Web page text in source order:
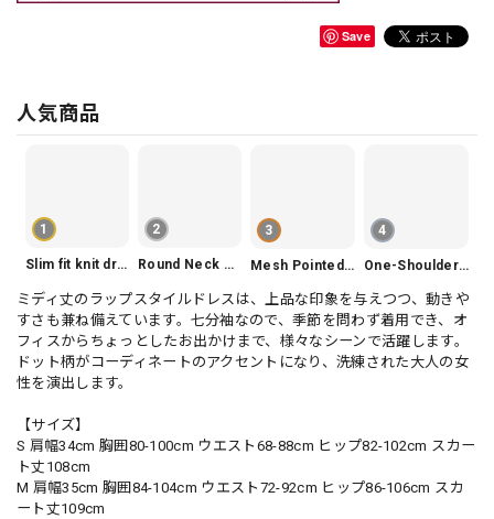
Save
人気商品
1
Slim fit knit dress(3color) V1330
2
Round Neck Tiered Sleeveless Dress V2290
3
Mesh Pointed Toe Pumps V165
4
One-Shoulder Slim-Fit Flattering Mermaid Skirt Dress V2295
ミディ丈のラップスタイルドレスは、上品な印象を与えつつ、動きや
すさも兼ね備えています。七分袖なので、季節を問わず着用でき、オ
フィスからちょっとしたお出かけまで、様々なシーンで活躍します。
ドット柄がコーディネートのアクセントになり、洗練された大人の女
性を演出します。
【サイズ】
S 肩幅34cm 胸囲80-100cm ウエスト68-88cm ヒップ82-102cm スカー
ト丈108cm
M 肩幅35cm 胸囲84-104cm ウエスト72-92cm ヒップ86-106cm スカ
ート丈109cm